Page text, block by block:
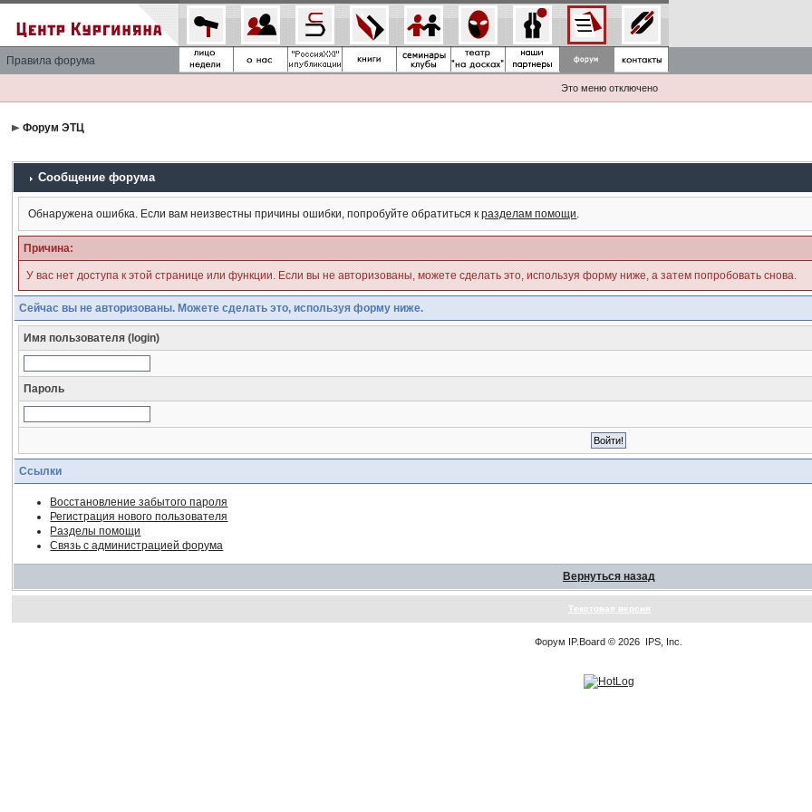
Правила форума
Это меню отключено
Форум ЭТЦ
Сообщение форума
Обнаружена ошибка. Если вам неизвестны причины ошибки, попробуйте обратиться кразделам помощи.
Причина:
У вас нет доступа к этой странице или функции. Если вы не авторизованы, можете сделать это, используя форму ниже, а затем попробовать снова.
Сейчас вы не авторизованы. Можете сделать это, используя форму ниже.
Имя пользователя (login)
Пароль
Ссылки
Восстановление забытого пароля
Регистрация нового пользователя
Разделы помощи
Связь с администрацией форума
Вернуться назад
Текстовая версия
Форум IP.Board © 2026 IPS, Inc